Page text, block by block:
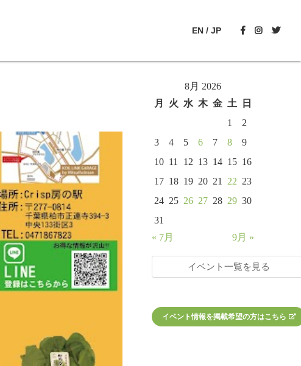
EN / JP
8月 2026
月
火 水 木 金 土
日
1
2
3
4 5 6 7 8
9
10 11 12 13 14 15 16
17 18 19 20 21 22 23
24 25 26 27 28 29 30
31
« 7月
9月 »
イベント一覧を見る
イベント情報を掲載希望の方はこちら